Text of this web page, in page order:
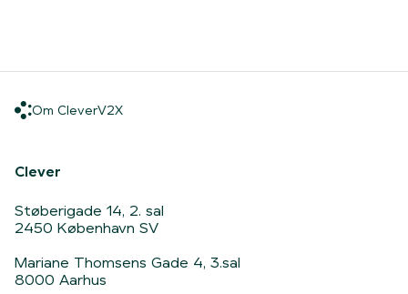
Om CleverOm Clever
V2XV2X
Clever
Støberigade 14, 2. sal
2450 København SV
Mariane Thomsens Gade 4, 3.sal
8000 Aarhus